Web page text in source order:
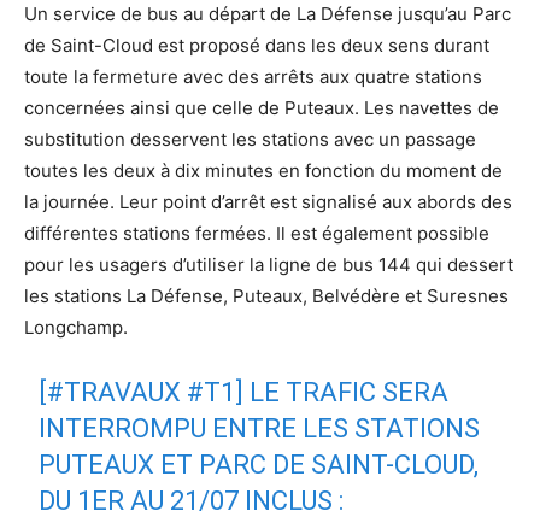
Un service de bus au départ de La Défense jusqu’au Parc
de Saint-Cloud est proposé dans les deux sens durant
toute la fermeture avec des arrêts aux quatre stations
concernées ainsi que celle de Puteaux. Les navettes de
substitution desservent les stations avec un passage
toutes les deux à dix minutes en fonction du moment de
la journée. Leur point d’arrêt est signalisé aux abords des
différentes stations fermées. Il est également possible
pour les usagers d’utiliser la ligne de bus 144 qui dessert
les stations La Défense, Puteaux, Belvédère et Suresnes
Longchamp.
#TRAVAUX #T1
] LE TRAFIC SERA
INTERROMPU ENTRE LES STATIONS
PUTEAUX ET PARC DE SAINT-CLOUD,
DU 1ER AU 21/07 INCLUS :